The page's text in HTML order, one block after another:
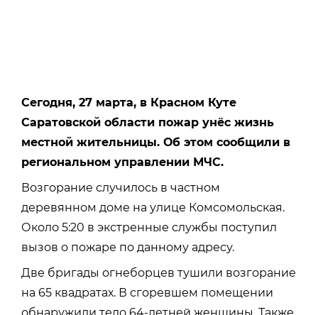
Сегодня, 27 марта, в Красном Куте
Саратовской области пожар унёс жизнь
местной жительницы. Об этом сообщили в
региональном управлении МЧС.
Возгорание случилось в частном
деревянном доме на улице Комсомольская.
Около 5:20 в экстренные службы поступил
вызов о пожаре по данному адресу.
Две бригады огнеборцев тушили возгорание
на 65 квадратах. В сгоревшем помещении